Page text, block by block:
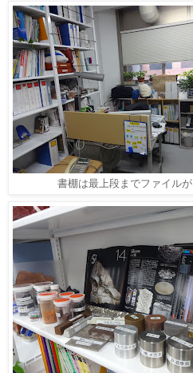
書棚は最上段までファイルが